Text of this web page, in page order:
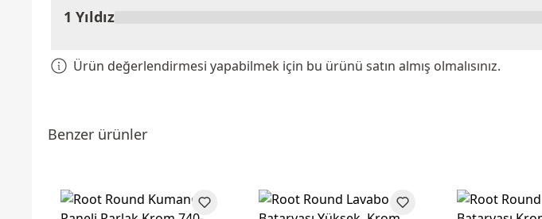
1 Yıldız
Ürün değerlendirmesi yapabilmek için bu ürünü satın almış olmalısınız.
Benzer ürünler